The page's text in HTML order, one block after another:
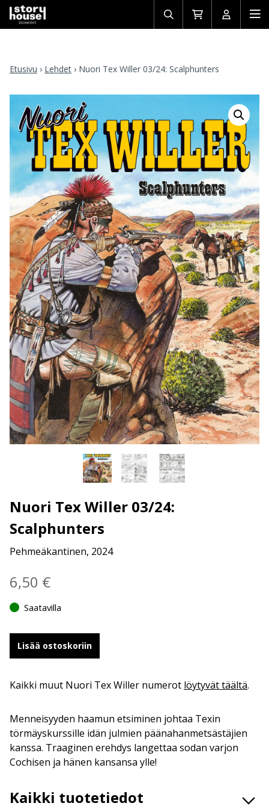
Avaa/sulje
haku
Siirry
ostoskoriin
Avaa/
Etusivu › Lehdet › Nuori Tex Willer 03/24: Scalphunters
Nuori Tex Willer 03/24:
Scalphunters
Pehmeäkantinen, 2024
6,50 €
Saatavilla
Lisää ostoskoriin
Kaikki muut Nuori Tex Willer numerot löytyvät täältä.
Menneisyyden haamun etsiminen johtaa Texin
törmäyskurssille idän julmien päänahanmetsästäjien
kanssa. Traaginen erehdys langettaa sodan varjon
Cochisen ja hänen kansansa ylle!
Kaikki tuotetiedot